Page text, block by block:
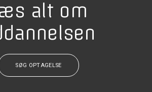
alt om
SØG OPTAGELSE